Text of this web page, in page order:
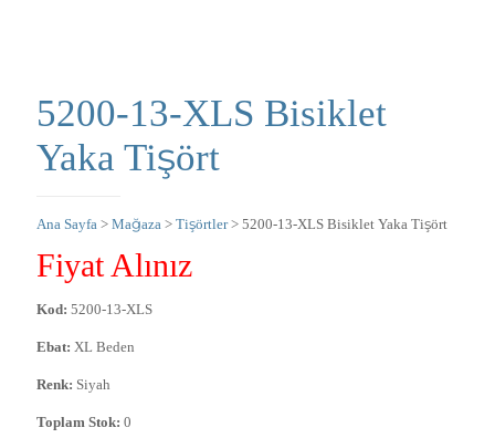
5200-13-XLS Bisiklet
Yaka Tişört
Ana Sayfa > Mağaza > Tişörtler> 5200-13-XLS Bisiklet Yaka Tişört
Fiyat Alınız
Kod: 5200-13-XLS
Ebat: XL Beden
Renk: Siyah
Toplam Stok: 0